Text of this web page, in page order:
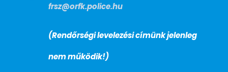
frsz@orfk.police.hu
(Rendőrségi levelezési címünk jelenleg
nem működik!)